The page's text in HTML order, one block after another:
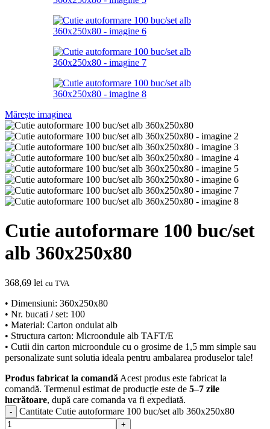
Mărește imaginea
Cutie autoformare 100 buc/set
alb 360x250x80
368,69 lei cu TVA
• Dimensiuni: 360x250x80
• Nr. bucati / set: 100
• Material: Carton ondulat alb
• Structura carton: Microondule alb TAFT/E
• Cutii din carton microondule cu o grosime de 1,5 mm simple sau
personalizate sunt solutia ideala pentru ambalarea produselor tale!
Produs fabricat la comandă Acest produs este fabricat la
comandă. Termenul estimat de producție este de 5–7 zile
lucrătoare, după care comanda va fi expediată.
Cantitate Cutie autoformare 100 buc/set alb 360x250x80